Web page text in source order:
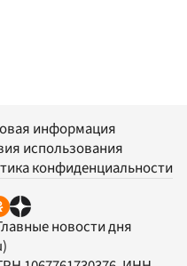
информация
использования
конфиденциальности
новости дня